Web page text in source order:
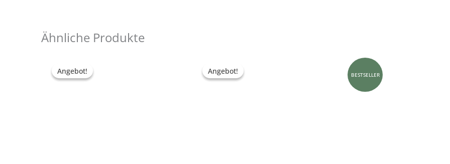
Ähnliche Produkte
Angebot!
Angebot!
war:
€10,90
ist:
€6,99.
Angebot!
Angebot!
war:
€9,90
ist:
€5,90.
BESTSELLER